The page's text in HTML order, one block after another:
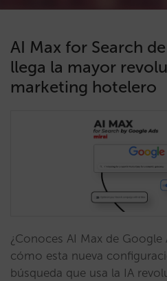
AI Max for Search
llega la mayor
marketing hotelero
¿Conoces AI Max de Google
cómo esta nueva
búsqueda que usa la IA